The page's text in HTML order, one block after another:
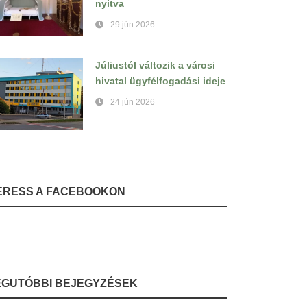
nyitva
29 jún 2026
Júliustól változik a városi
hivatal ügyfélfogadási ideje
24 jún 2026
A FACEBOOKON
BEJEGYZÉSEK